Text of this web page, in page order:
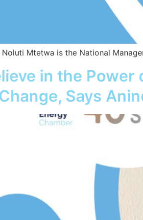
Noluti Mtetwa is the National
in the
Says